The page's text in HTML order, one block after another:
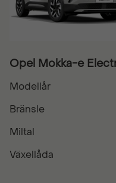
Opel Mokka-e
Modellår
Bränsle
Miltal
Växellåda